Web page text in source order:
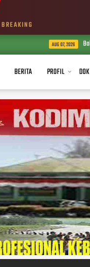
BREAKING
AUG 07, 2026 Babinsa
BERITA PROFIL